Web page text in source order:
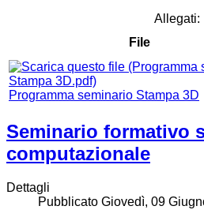
Allegati:
File
Programma seminario Stampa 3D
Seminario formativo
computazionale
Dettagli
Pubblicato Giovedì, 09